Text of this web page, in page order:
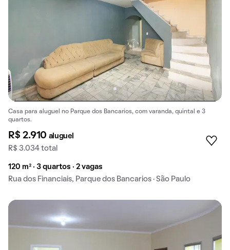
Casa para aluguel no Parque dos Bancarios, com varanda, quintal e 3
quartos.
R$ 2.910 aluguel
R$ 3.034 total
120 m² · 3 quartos · 2 vagas
Rua dos Financiais, Parque dos Bancarios · São Paulo